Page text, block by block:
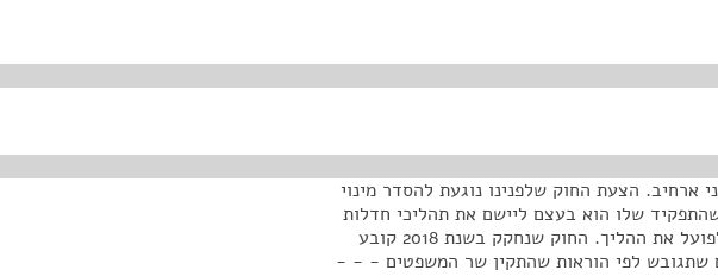
ארחיב. הצעת החוק שלפנינו נוגעת להסדר מינוי
שלו הוא בעצם ליישם את תהליכי חדלות
הפירעון. הוא בעצם זה שמוציא לפועל את ההליך. החוק שנחקק בשנת 2018 קובע
שתגובש לפי הוראות שהתקין שר המשפטים - - -